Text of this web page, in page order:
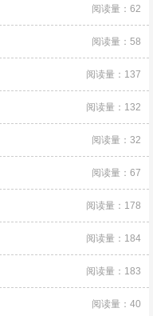
阅读量：62
阅读量：58
阅读量：137
阅读量：132
阅读量：32
阅读量：67
阅读量：178
阅读量：184
阅读量：183
阅读量：40